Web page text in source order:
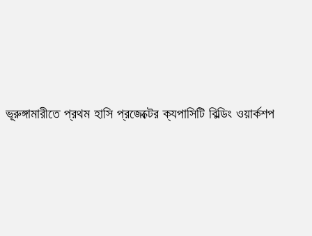
ভূরুঙ্গামারীতে প্রথম হাসি প্রজেক্টের ক্যপাসিটি বিল্ডিং ওয়ার্কশপ